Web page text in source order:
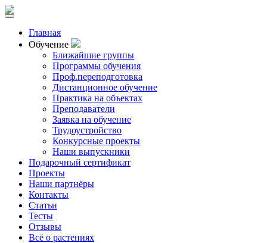
Главная
Обучение
Ближайшие группы
Программы обучения
Проф.переподготовка
Дистанционное обучение
Практика на объектах
Преподаватели
Заявка на обучение
Трудоустройство
Конкурсные проекты
Наши выпускники
Подарочный сертификат
Проекты
Наши партнёры
Контакты
Статьи
Тесты
Отзывы
Всё о растениях